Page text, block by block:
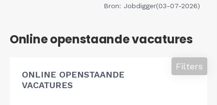
Bron: Jobdigger(03-07-2026)
Online openstaande vacatures
ONLINE OPENSTAANDE
VACATURES
Filters